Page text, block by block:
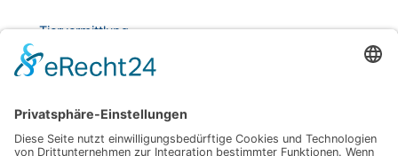
Tiervermittlung
Tierschutzverein
Tierabgabe
Aktuelles
Kontakt